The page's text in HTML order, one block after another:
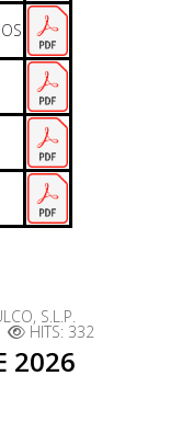
S.L.P.
HITS: 332
2026